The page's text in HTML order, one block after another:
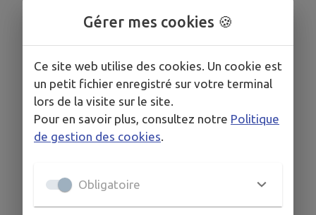
Gérer mes cookies 🍪
Ce site web utilise des cookies. Un cookie est
un petit fichier enregistré sur votre terminal
lors de la visite sur le site.
Pour en savoir plus, consultez notre Politique
de gestion des cookies
Obligatoire